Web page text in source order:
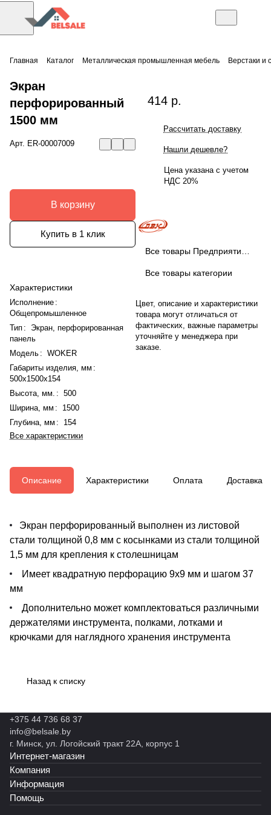
Главная Каталог Металлическая промышленная мебель Верстаки и
Экран
перфорированный
1500 мм
Арт. ER-00007009
В корзину
Купить в 1 клик
Характеристики
Исполнение :
Общепромышленное
Тип :
Экран, перфорированная
панель
Модель : WOKER
Габариты изделия, мм :
500x1500x154
Высота, мм. : 500
Ширина, мм :
1500
Глубина, мм :
154
Все характеристики
414 р.
Рассчитать доставку
Нашли дешевле?
Цена указана с учетом
НДС 20%
Все товары категории
Цвет, описание и характеристики
товара могут отличаться от
фактических, важные параметры
уточняйте у менеджера при
заказе.
Описание Характеристики Оплата Доставка
Экран перфорированный выполнен из листовой
стали толщиной 0,8 мм с косынками из стали толщиной
1,5 мм для крепления к столешницам
Имеет квадратную перфорацию 9х9 мм и шагом 37
мм
Дополнительно может комплектоваться различными
держателями инструмента, полками, лотками и
крючками для наглядного хранения инструмента
Назад к списку
+375 44 736 68 37
info@belsale.by
г. Минск, ул. Логойский тракт 22А, корпус 1
Интернет-магазин
Компания
Информация
Помощь